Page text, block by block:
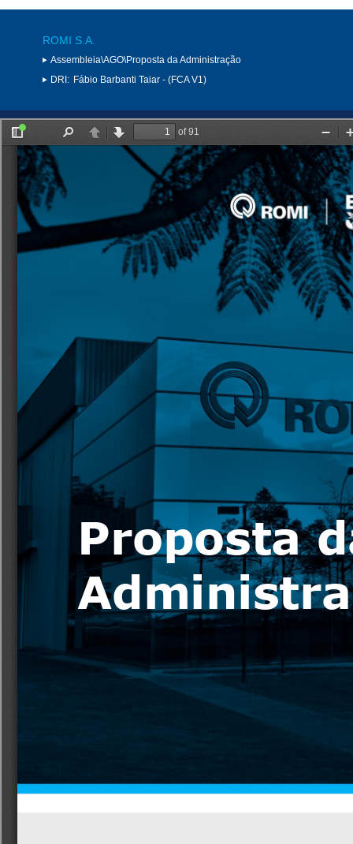
ROMI S.A.
Assembleia\AGO\Proposta da Administração
DRI: Fábio Barbanti Taiar - (FCA V1)